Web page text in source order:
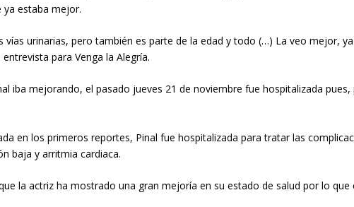
ya estaba mejor.
vías urinarias, pero también es parte de la edad y todo (…) La veo mejor,
para Venga la Alegría.
iba mejorando, el pasado jueves 21 de noviembre fue hospitalizada
en los primeros reportes, Pinal fue hospitalizada para tratar las
baja y arritmia cardiaca.
la actriz ha mostrado una gran mejoría en su estado de salud por lo